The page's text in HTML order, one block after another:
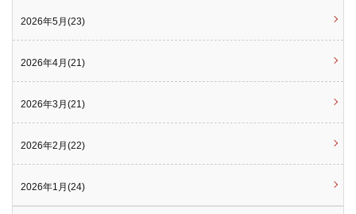
2026年5月(23)
2026年4月(21)
2026年3月(21)
2026年2月(22)
2026年1月(24)